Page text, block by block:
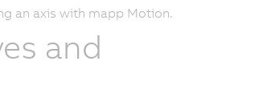
an axis with mapp Motion.
and